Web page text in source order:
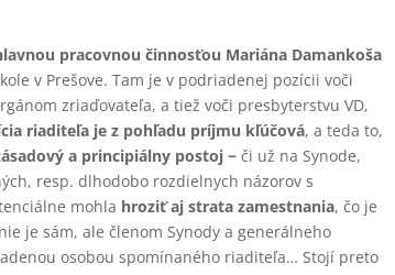
pracovnou činnosťou Mariána Damankoša
v Prešove. Tam je v podriadenej pozícii voči
zriaďovateľa, a tiež voči presbyterstvu VD,
riaditeľa je z pohľadu príjmu kľúčová, a teda to,
a principiálny postoj− či už na Synode,
resp. dlhodobo rozdielnych názorov s
mohla hroziť aj strata zamestnania, čo je
je sám, ale členom Synody a generálneho
osobou spomínaného riaditeľa… Stojí preto